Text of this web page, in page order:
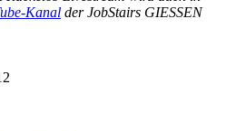
Kanal der JobStairs GIESSEN